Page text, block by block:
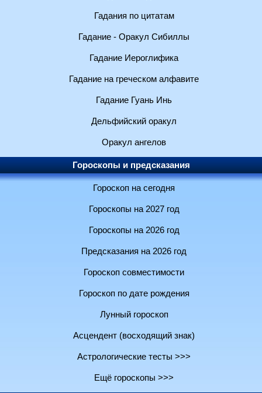
Гадания по цитатам
Гадание - Оракул Сибиллы
Гадание Иероглифика
Гадание на греческом алфавите
Гадание Гуань Инь
Дельфийский оракул
Оракул ангелов
Гороскопы и предсказания
Гороскоп на сегодня
Гороскопы на 2027 год
Гороскопы на 2026 год
Предсказания на 2026 год
Гороскоп совместимости
Гороскоп по дате рождения
Лунный гороскоп
Асцендент (восходящий знак)
Астрологические тесты >>>
Ещё гороскопы >>>